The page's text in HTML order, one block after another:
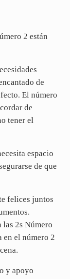
2 están
de
El número
de
tener el
espacio
de que
felices juntos
las 2s Número
en el número 2
y apoyo